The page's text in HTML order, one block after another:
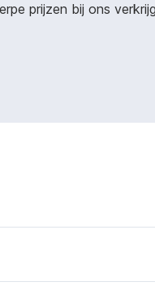
prijzen bij ons